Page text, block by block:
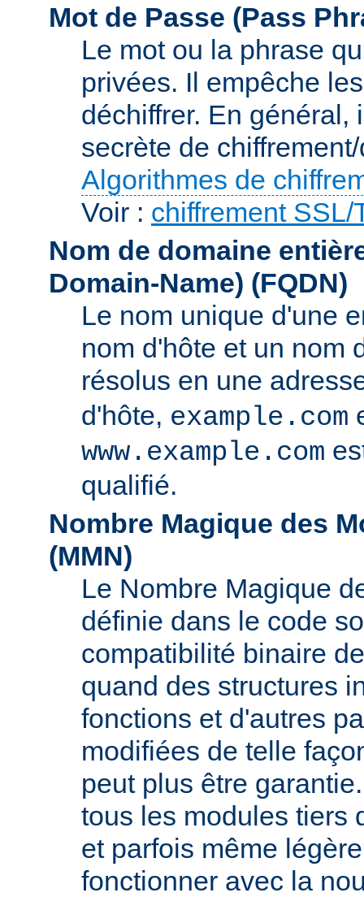
Mot de Passe (Pass
Le mot ou la phrase
privées. Il empêche
déchiffrer. En général,
secrète de
Algorithmes de
Voir : chiffrement SSL/
Nom de domaine
Domain-Name) (FQDN)
Le nom unique d'une
nom d'hôte et un nom
résolus en une
d'hôte, example.com
www.example.com
qualifié.
Nombre Magique des
(MMN)
Le Nombre Magique
définie dans le code
compatibilité binaire
quand des structures
fonctions et d'autres
modifiées de telle
peut plus être
tous les modules tiers
et parfois même
fonctionner avec la